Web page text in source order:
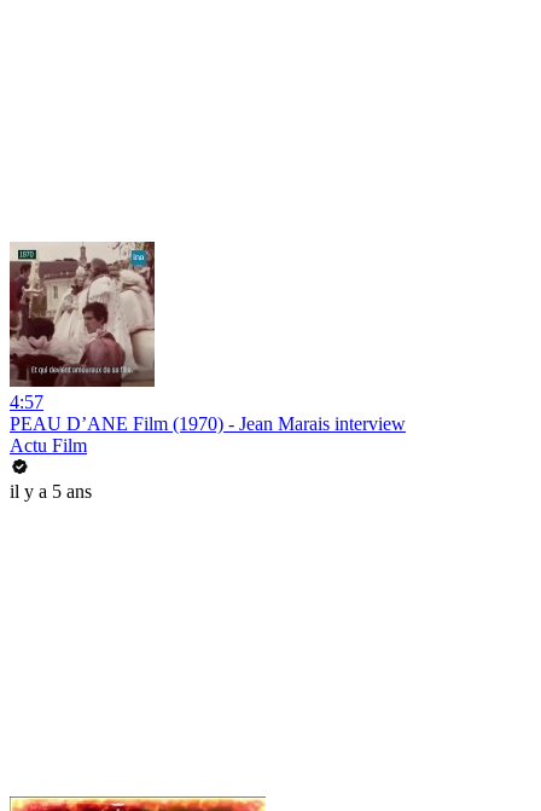
4:57
PEAU D’ANE Film (1970) - Jean Marais interview
Actu Film
il y a 5 ans